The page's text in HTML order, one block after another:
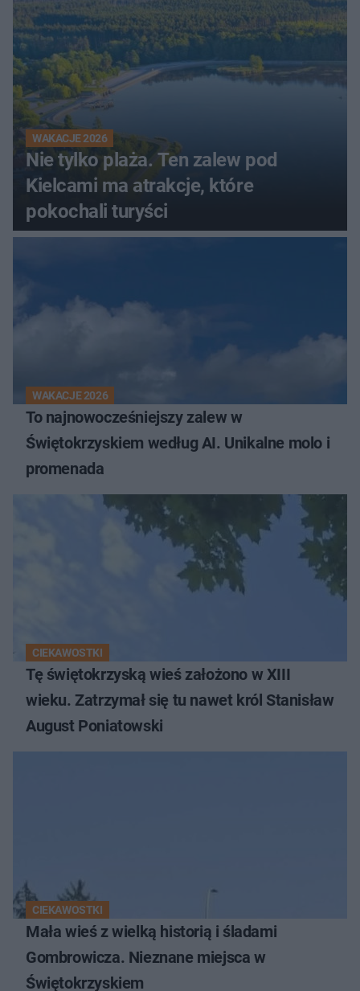
WAKACJE 2026
Nie tylko plaża. Ten zalew pod
Kielcami ma atrakcje, które
pokochali turyści
WAKACJE 2026
To najnowocześniejszy zalew w
Świętokrzyskiem według AI. Unikalne molo i
promenada
CIEKAWOSTKI
Tę świętokrzyską wieś założono w XIII
wieku. Zatrzymał się tu nawet król Stanisław
August Poniatowski
CIEKAWOSTKI
Mała wieś z wielką historią i śladami
Gombrowicza. Nieznane miejsca w
Świętokrzyskiem